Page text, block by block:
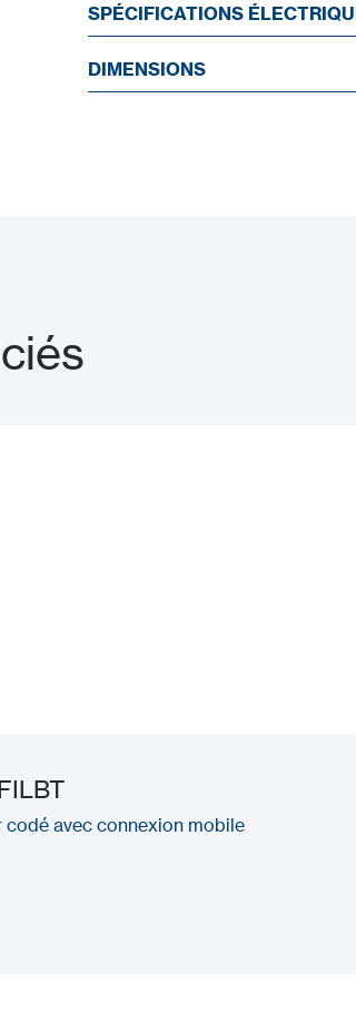
SPÉCIFICATIONS
DIMENSIONS
codé avec connexion mobile